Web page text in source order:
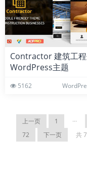
Contractor 建筑工
WordPress主题
5162
上一页 1 ···
72
下一页 共